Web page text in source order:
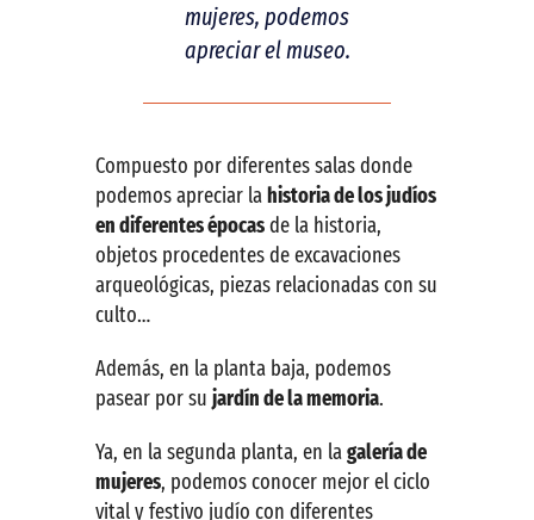
mujeres, podemos
apreciar el museo.
Compuesto por diferentes salas donde
podemos apreciar la historia de los judíos
en diferentes épocasde la historia,
objetos procedentes de excavaciones
arqueológicas, piezas relacionadas con su
culto…
Además, en la planta baja, podemos
pasear por su jardín de la memoria.
Ya, en la segunda planta, en lagalería de
mujeres, podemos conocer mejor el ciclo
vital y festivo judío con diferentes